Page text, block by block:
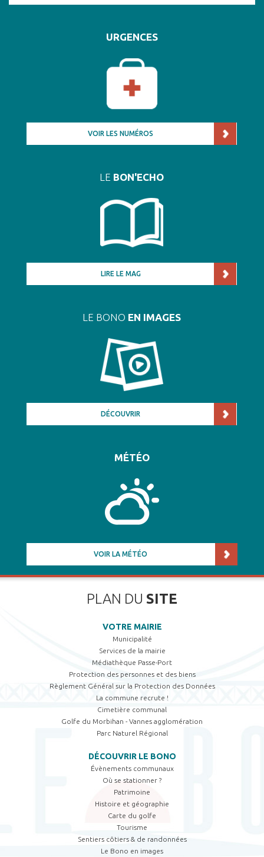
URGENCES
VOIR LES NUMÉROS
LE BON'ECHO
LIRE LE MAG
LE BONO EN IMAGES
DÉCOUVRIR
MÉTÉO
VOIR LA MÉTÉO
PLAN DU SITE
VOTRE MAIRIE
Municipalité
Services de la mairie
Médiathèque Passe-Port
Protection des personnes et des biens
Règlement Général sur la Protection des Données
La commune recrute !
Cimetière communal
Golfe du Morbihan - Vannes agglomération
Parc Naturel Régional
DÉCOUVRIR LE BONO
Évènements communaux
Où se stationner ?
Patrimoine
Histoire et géographie
Carte du golfe
Tourisme
Sentiers côtiers & de randonnées
Le Bono en images